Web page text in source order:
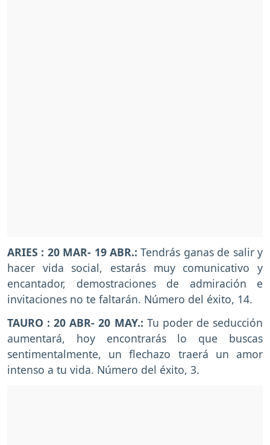
ARIES : 20 MAR- 19 ABR.:Tendrás ganas de salir y
hacer vida social, estarás muy comunicativo y
encantador, demostraciones de admiración e
invitaciones no te faltarán. Número del éxito, 14.
TAURO : 20 ABR- 20 MAY.: Tu poder de seducción
aumentará, hoy encontrarás lo que buscas
sentimentalmente, un flechazo traerá un amor
intenso a tu vida. Número del éxito, 3.